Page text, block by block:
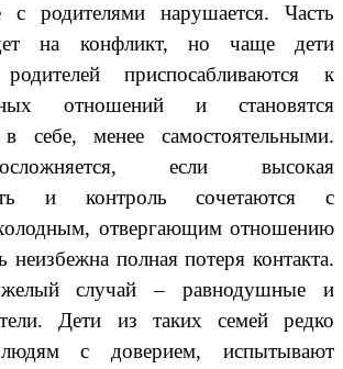
родителями нарушается. Часть
на конфликт, но чаще дети
приспосабливаются к
отношений и становятся
себе, менее самостоятельными.
если высокая
и контроль сочетаются с
отвергающим отношению
неизбежна полная потеря контакта.
случай – равнодушные и
Дети из таких семей редко
с доверием, испытывают